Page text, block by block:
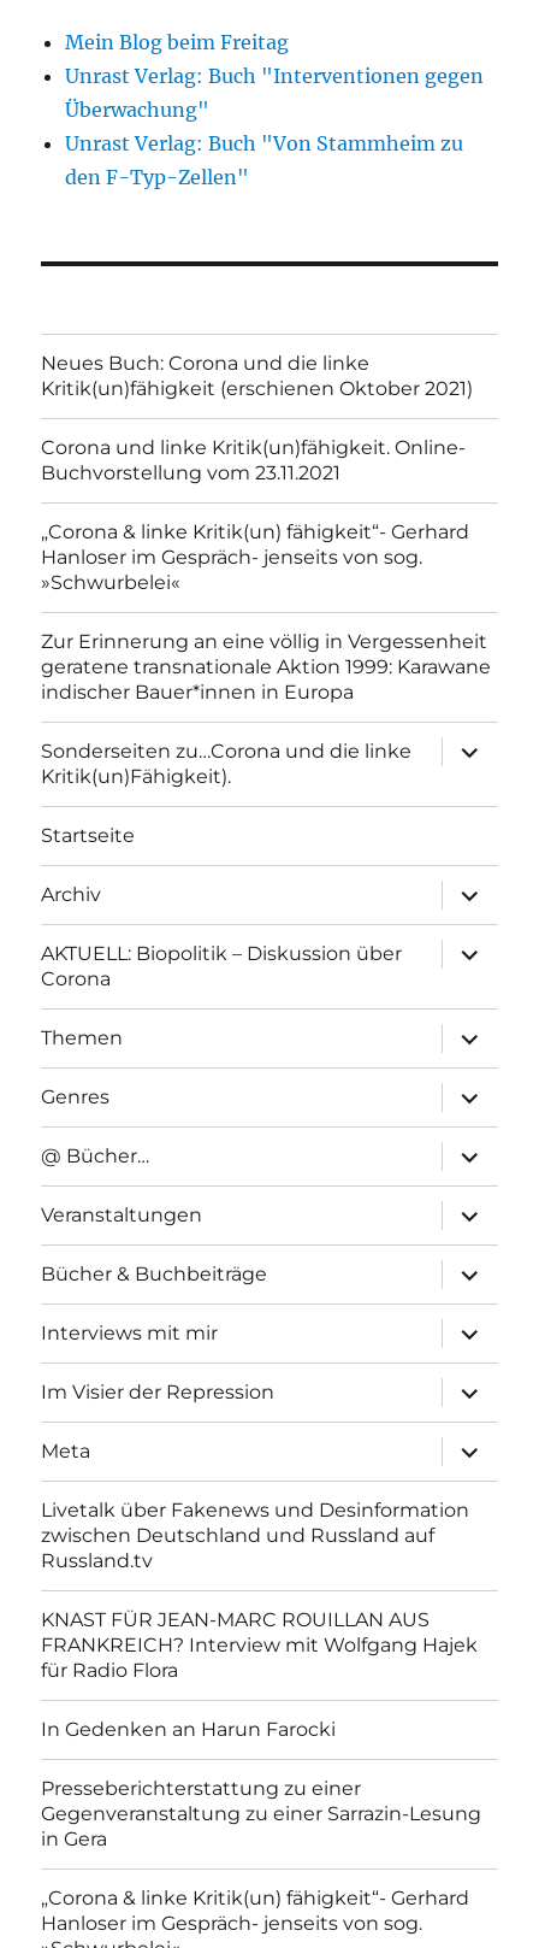
Mein Blog beim Freitag
Unrast Verlag: Buch "Interventionen gegen
Überwachung"
Unrast Verlag: Buch "Von Stammheim zu
den F-Typ-Zellen"
Neues Buch: Corona und die linke
Kritik(un)fähigkeit (erschienen Oktober 2021)
Corona und linke Kritik(un)fähigkeit. Online-
Buchvorstellung vom 23.11.2021
„Corona & linke Kritik(un) fähigkeit“- Gerhard
Hanloser im Gespräch- jenseits von sog.
»Schwurbelei«
Zur Erinnerung an eine völlig in Vergessenheit
geratene transnationale Aktion 1999: Karawane
indischer Bauer*innen in Europa
Sonderseiten zu…Corona und die linke
Kritik(un)Fähigkeit).
anzeigen
Startseite
Archiv
anzeigen
AKTUELL: Biopolitik – Diskussion über
Corona
anzeigen
Themen
anzeigen
Genres
anzeigen
@ Bücher…
anzeigen
Veranstaltungen
anzeigen
Bücher & Buchbeiträge
anzeigen
Interviews mit mir
anzeigen
Im Visier der Repression
anzeigen
Meta
anzeigen
Livetalk über Fakenews und Desinformation
zwischen Deutschland und Russland auf
Russland.tv
KNAST FÜR JEAN-MARC ROUILLAN AUS
FRANKREICH? Interview mit Wolfgang Hajek
für Radio Flora
In Gedenken an Harun Farocki
Presseberichterstattung zu einer
Gegenveranstaltung zu einer Sarrazin-Lesung
in Gera
„Corona & linke Kritik(un) fähigkeit“- Gerhard
Hanloser im Gespräch- jenseits von sog.